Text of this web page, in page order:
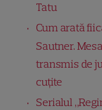
Tatu
Cum arată
Sautner.
transmis de
cuțite
Serialul